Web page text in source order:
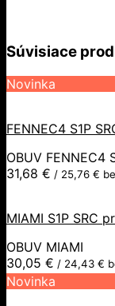
Súvisiace
Novinka
FENNEC4 S1P
OBUV FENNEC4
31,68 € / 25,76 €
MIAMI S1P SRC
OBUV MIAMI
30,05 € / 24,43 €
Novinka